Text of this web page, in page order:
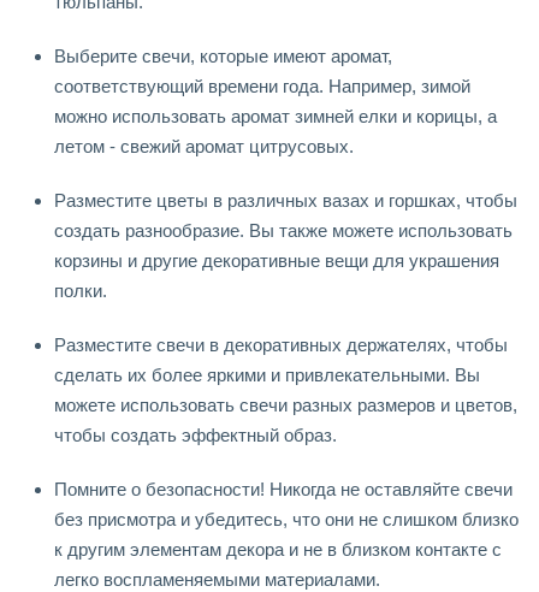
Выберите свечи, которые имеют аромат,
соответствующий времени года. Например, зимой
можно использовать аромат зимней елки и корицы, а
летом - свежий аромат цитрусовых.
Разместите цветы в различных вазах и горшках, чтобы
создать разнообразие. Вы также можете использовать
корзины и другие декоративные вещи для украшения
полки.
Разместите свечи в декоративных держателях, чтобы
сделать их более яркими и привлекательными. Вы
можете использовать свечи разных размеров и цветов,
чтобы создать эффектный образ.
Помните о безопасности! Никогда не оставляйте свечи
без присмотра и убедитесь, что они не слишком близко
к другим элементам декора и не в близком контакте с
легко воспламеняемыми материалами.